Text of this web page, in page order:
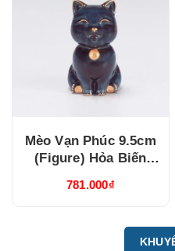
Mèo Vạn Phúc 9.5cm
(Figure) Hỏa Biến
(310997HXDV)
781.000₫